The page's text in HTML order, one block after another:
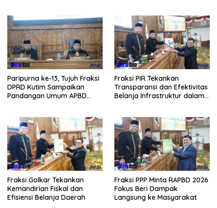
Paripurna ke-13, Tujuh Fraksi
DPRD Kutim Sampaikan
Pandangan Umum APBD
Fraksi PIR Tekankan
Transparansi dan Efektivitas
Belanja Infrastruktur dalam
Fraksi Golkar Tekankan
Kemandirian Fiskal dan
Efisiensi Belanja Daerah
Fraksi PPP Minta RAPBD 2026
Fokus Beri Dampak
Langsung ke Masyarakat